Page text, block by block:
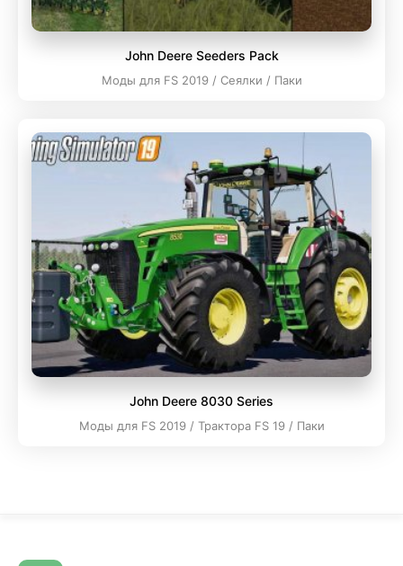
John Deere Seeders Pack
Моды для FS 2019 / Сеялки / Паки
John Deere 8030 Series
Моды для FS 2019 / Трактора FS 19 / Паки